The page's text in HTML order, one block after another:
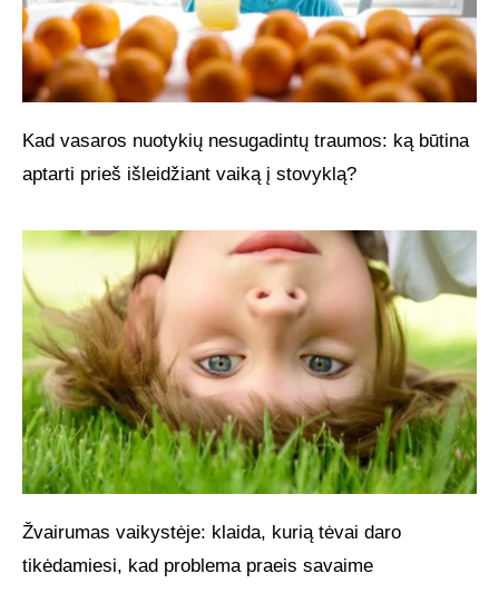
Kad vasaros nuotykių nesugadintų traumos: ką būtina
aptarti prieš išleidžiant vaiką į stovyklą?
Žvairumas vaikystėje: klaida, kurią tėvai daro
tikėdamiesi, kad problema praeis savaime